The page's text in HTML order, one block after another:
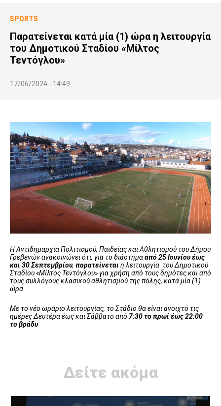
SPORTS
Παρατείνεται κατά μία (1) ώρα η λειτουργία
του Δημοτικού Σταδίου «Μίλτος
Τεντόγλου»
17/06/2024 - 14:49
Η Αντιδημαρχία Πολιτισμού, Παιδείας και Αθλητισμού του Δήμου
Γρεβενών ανακοινώνει ότι, για το διάστημααπό 25 Ιουνίου έως
και 30 Σεπτεμβρίου, παρατείνεται η λειτουργία του Δημοτικού
Σταδίου «Μίλτος Τεντόγλου» για χρήση από τους δημότες και από
τους συλλόγους κλασικού αθλητισμού της πόλης, κατά μία (1)
ώρα.
Με το νέο ωράριο λειτουργίας, το Στάδιο θα είναι ανοιχτό τις
ημέρες Δευτέρα έως και Σάββατο από 7:30 το πρωί έως 22:00
το βράδυ
Δείτε ακόμα